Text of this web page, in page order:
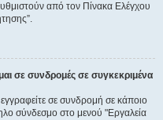
από τον Πίνακα Ελέγχου
σε συνδρομές σε συγκεκριμένα
σε συνδρομή σε κάποιο
σύνδεσμο στο μενού "Εργαλεία